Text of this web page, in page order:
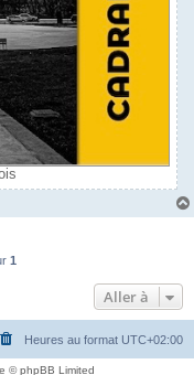
1
Aller à
Heures au format UTC+02:00
© phpBB Limited